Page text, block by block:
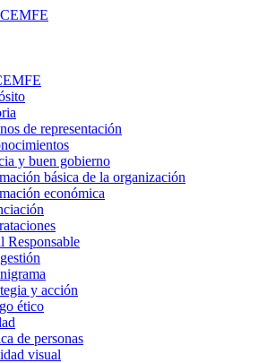
de representación
y buen gobierno
básica de la organización
económica
Responsable
y acción
ético
de personas
visual